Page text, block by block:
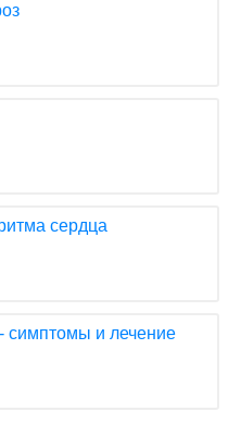
сердца
симптомы и лечение